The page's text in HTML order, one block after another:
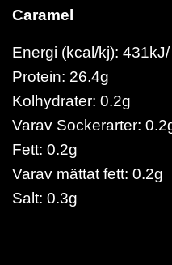
Caramel
Energi (kcal/kj): 431kJ/
Protein: 26.4g
Kolhydrater: 0.2g
Varav Sockerarter:
Fett: 0.2g
Varav mättat fett: 0.2g
Salt: 0.3g